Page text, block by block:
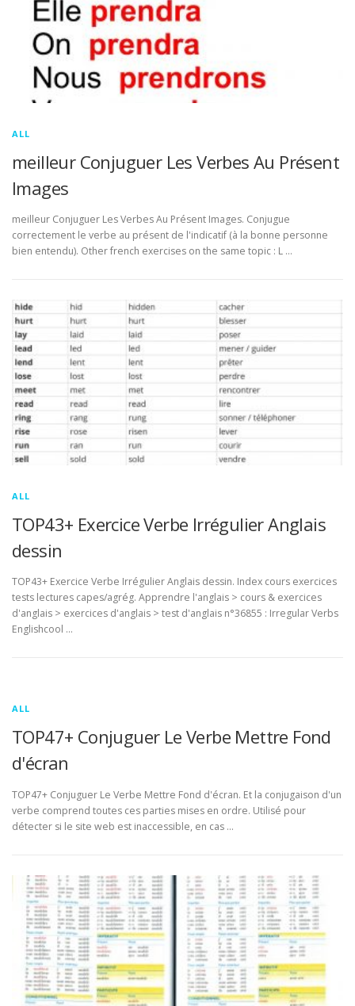
ALL
meilleur Conjuguer Les Verbes Au Présent
Images
meilleur Conjuguer Les Verbes Au Présent Images. Conjugue
correctement le verbe au présent de l'indicatif (à la bonne personne
bien entendu). Other french exercises on the same topic : L …
ALL
TOP43+ Exercice Verbe Irrégulier Anglais
dessin
TOP43+ Exercice Verbe Irrégulier Anglais dessin. Index cours exercices
tests lectures capes/agrég. Apprendre l'anglais > cours & exercices
d'anglais > exercices d'anglais > test d'anglais n°36855 : Irregular Verbs
Englishcool …
ALL
TOP47+ Conjuguer Le Verbe Mettre Fond
d'écran
TOP47+ Conjuguer Le Verbe Mettre Fond d'écran. Et la conjugaison d'un
verbe comprend toutes ces parties mises en ordre. Utilisé pour
détecter si le site web est inaccessible, en cas …